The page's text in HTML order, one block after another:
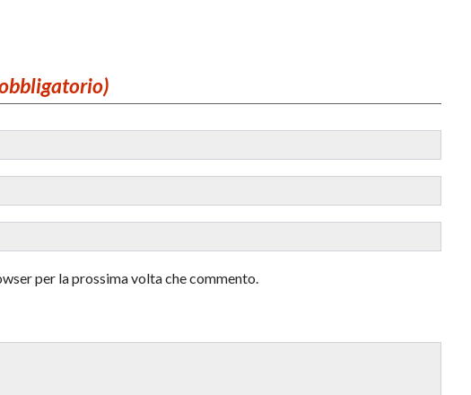
per la prossima volta che commento.